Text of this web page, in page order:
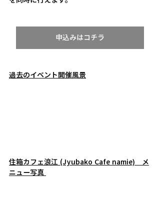
申込みはコチラ
過去のイベント開催風景
住箱カフェ浪江 (Jyubako Cafe namie)　メ
ニュー写真